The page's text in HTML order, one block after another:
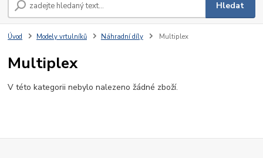
Hledat
Úvod Modely vrtulníků Náhradní díly Multiplex
Multiplex
V této kategorii nebylo nalezeno žádné zboží.